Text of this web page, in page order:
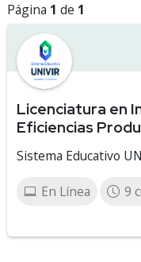
Página 1 de 1
Licenciatura en
Eficiencias
Sistema Educativo
En Línea 9